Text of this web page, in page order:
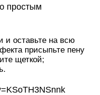
простым
и оставьте на всю
присыпьте пену
щеткой;